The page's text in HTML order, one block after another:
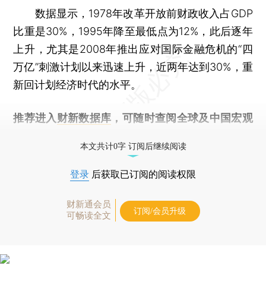
数据显示，1978年改革开放前财政收入占GDP
比重是30%，1995年降至最低点为12%，此后逐年
上升，尤其是2008年推出应对国际金融危机的“四
万亿”刺激计划以来迅速上升，近两年达到30%，重
新回计划经济时代的水平。
推荐进入 财新数据库 ，可随时查阅全球及中国宏观
本文共计0字 订阅后继续阅读
登录 后获取已订阅的阅读权限
财新通会员
可畅读全文
订阅/会员升级